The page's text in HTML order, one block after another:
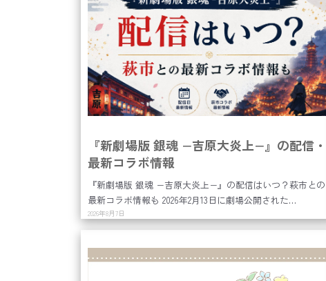
『新劇場版 銀魂 −吉原大炎上−』の配信・
最新コラボ情報
『新劇場版 銀魂 −吉原大炎上−』の配信はいつ？萩市との
最新コラボ情報も 2026年2月13日に劇場公開された…
2026年8月7日